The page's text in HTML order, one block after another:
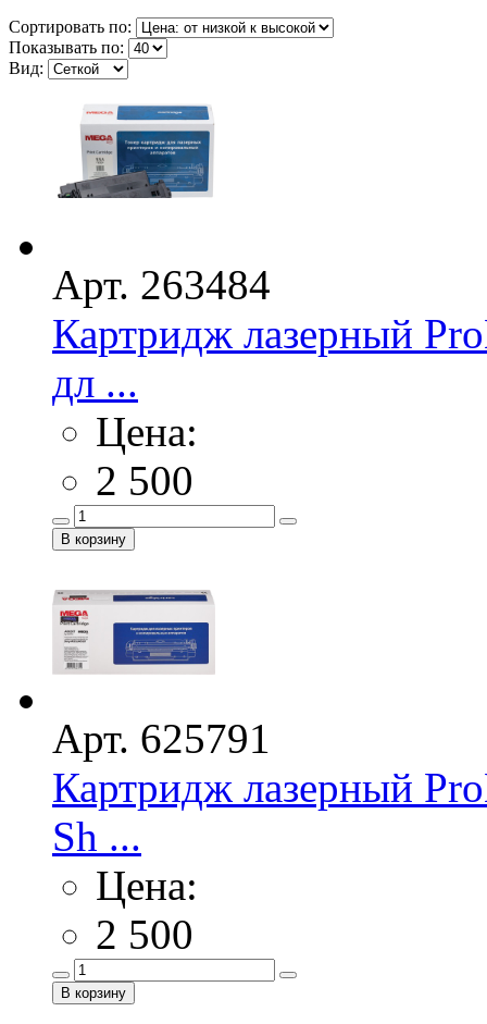
Сортировать по:
Показывать по:
Вид:
Арт. 263484
Картридж лазерный
дл ...
Цена:
2 500
Арт. 625791
Картридж лазерный
Sh ...
Цена:
2 500